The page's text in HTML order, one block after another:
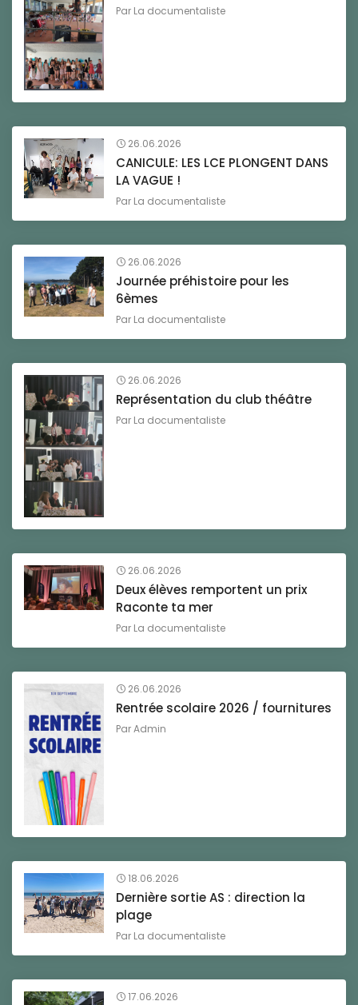
Par La documentaliste
26.06.2026
CANICULE: LES LCE PLONGENT DANS
LA VAGUE !
Par La documentaliste
26.06.2026
Journée préhistoire pour les
6èmes
Par La documentaliste
26.06.2026
Représentation du club théâtre
Par La documentaliste
26.06.2026
Deux élèves remportent un prix
Raconte ta mer
Par La documentaliste
26.06.2026
Rentrée scolaire 2026 / fournitures
ParAdmin
18.06.2026
Dernière sortie AS : direction la
plage
Par La documentaliste
17.06.2026